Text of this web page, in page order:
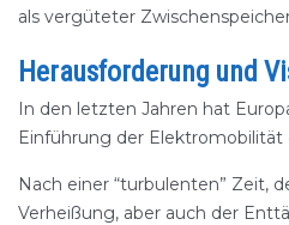
als vergüteter
Herausforderung und
In den letzten Jahren hat
Einführung der Elektromobilität
Nach einer “turbulenten” Zeit,
Verheißung, aber auch der